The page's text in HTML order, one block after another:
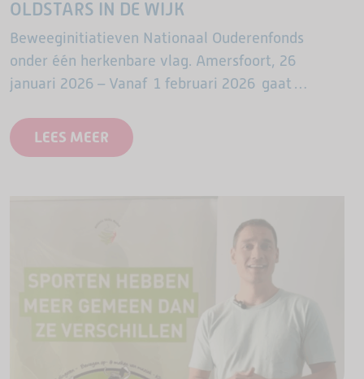
OLDSTARS IN DE WIJK
Beweeginitiatieven Nationaal Ouderenfonds
onder één herkenbare vlag. Amersfoort, 26
januari 2026 – Vanaf 1 februari 2026 gaat
plussers, verder onder de naam OldStars in de
wijk. De trainingen blijven…
LEES MEER